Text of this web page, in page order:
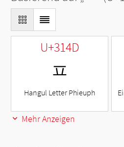
U+314D
ㅍ
Hangul Letter Phieuph
Mehr Anzeigen